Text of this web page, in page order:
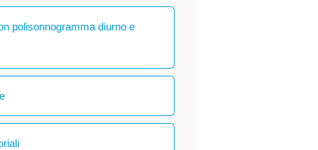
polisonnogramma diurno e